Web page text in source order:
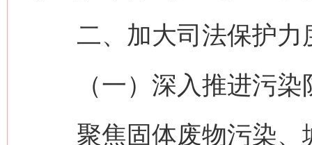
二、加大司法保护力
（一）深入推进污染
聚焦固体废物污染、